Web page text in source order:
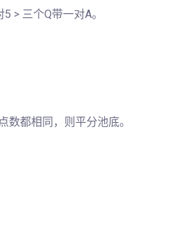
> 三个Q带一对A。
都相同，则平分池底。